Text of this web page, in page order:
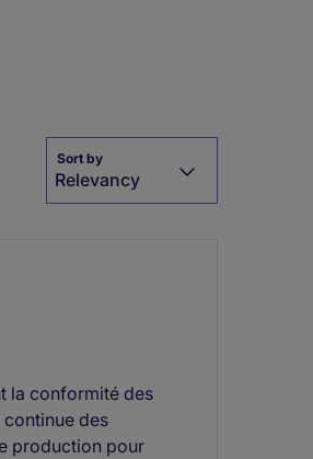
Sort by
Relevancy
la conformité des
des
production pour